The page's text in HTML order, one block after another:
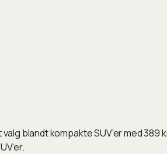
blandt kompakte SUV'er med